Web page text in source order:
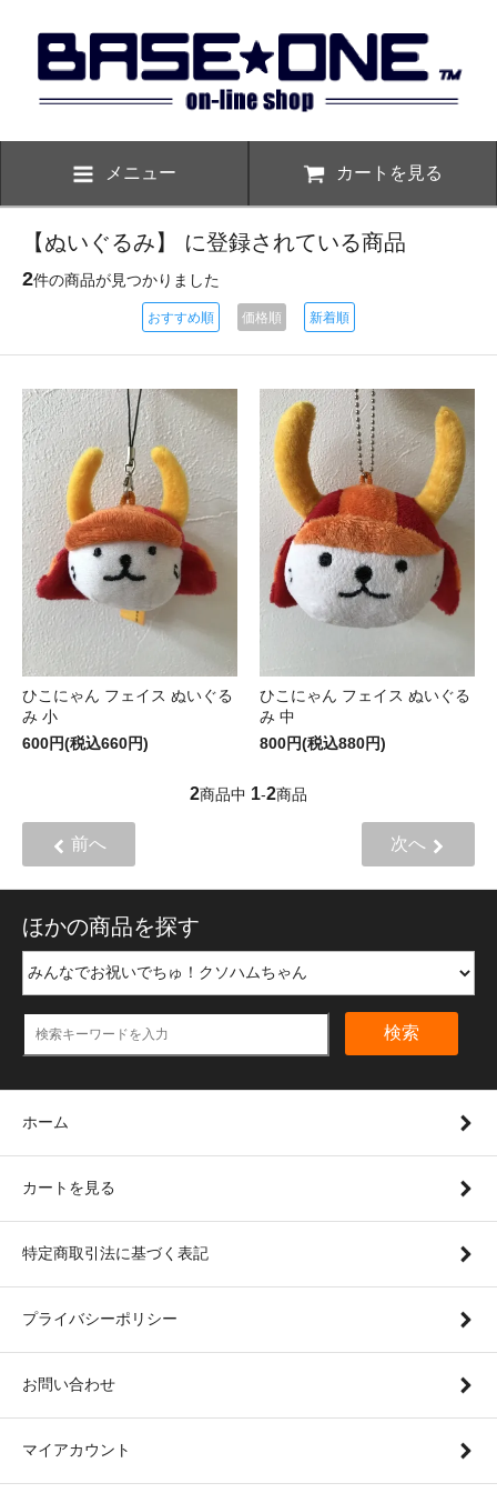
メニュー カートを見る
【ぬいぐるみ】 に登録されている商品
2件の商品が見つかりました
おすすめ順 価格順 新着順
ひこにゃん フェイス ぬいぐる
み 小
600円(税込660円)
ひこにゃん フェイス ぬいぐる
み 中
800円(税込880円)
2商品中 1-2商品
前へ 次へ
ほかの商品を探す
検索
ホーム
カートを見る
特定商取引法に基づく表記
プライバシーポリシー
お問い合わせ
マイアカウント